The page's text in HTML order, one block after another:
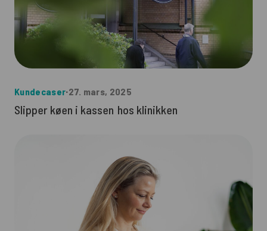
Kundecaser∙27. mars, 2025
Slipper køen i kassen hos klinikken